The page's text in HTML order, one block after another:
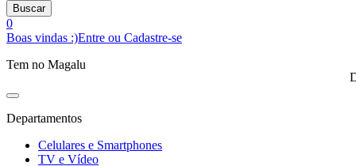
Buscar
0
Boas vindas :)Entre ou Cadastre-se
Tem no Magalu
Departamentos
Celulares e Smartphones
TV e Vídeo